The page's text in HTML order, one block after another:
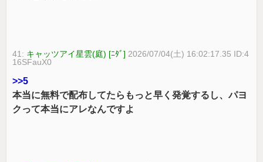
41: キャッツアイ星雲(庭) [ﾆﾀﾞ] 2026/07/04(土) 16:02:17.35 ID:4
16SFauX0
>>5
本当に無料で配布してたらもっと早く発覚するし、パヨ
クって本当にアレなんですよ